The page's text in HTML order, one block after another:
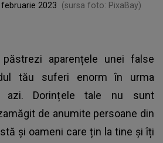
2023 (sursa foto: PixaBay)
aparențele unei false
tău suferi enorm în urma
azi. Dorințele tale nu sunt
de anumite persoane din
și oameni care țin la tine și îți